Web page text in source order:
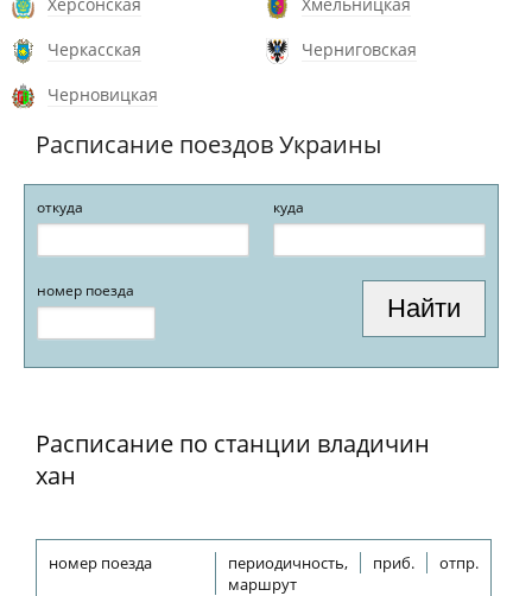
Черкасская
Черниговская
Черновицкая
Расписание поездов Украины
откуда куда
номер поезда
Расписание по станции владичин
хан
номер поезда
периодичность,
маршрут
приб. отпр.